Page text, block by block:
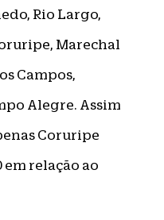
Rio Largo,
Marechal
Campos,
Alegre. Assim
Coruripe
em relação ao